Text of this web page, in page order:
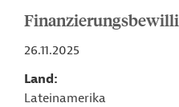
26.11.2025
Land
Lateinamerika